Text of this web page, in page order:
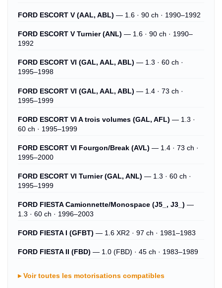
FORD ESCORT V (AAL, ABL) — 1.6 · 90 ch · 1990–1992
FORD ESCORT V Turnier (ANL) — 1.6 · 90 ch · 1990–
1992
FORD ESCORT VI (GAL, AAL, ABL) — 1.3 · 60 ch ·
1995–1998
FORD ESCORT VI (GAL, AAL, ABL) — 1.4 · 73 ch ·
1995–1999
FORD ESCORT VI A trois volumes (GAL, AFL) — 1.3 ·
60 ch · 1995–1999
FORD ESCORT VI Fourgon/Break (AVL) — 1.4 · 73 ch ·
1995–2000
FORD ESCORT VI Turnier (GAL, ANL) — 1.3 · 60 ch ·
1995–1999
FORD FIESTA Camionnette/Monospace (J5_, J3_) —
1.3 · 60 ch · 1996–2003
FORD FIESTA I (GFBT) — 1.6 XR2 · 97 ch · 1981–1983
FORD FIESTA II (FBD) — 1.0 (FBD) · 45 ch · 1983–1989
Voir toutes les motorisations compatibles